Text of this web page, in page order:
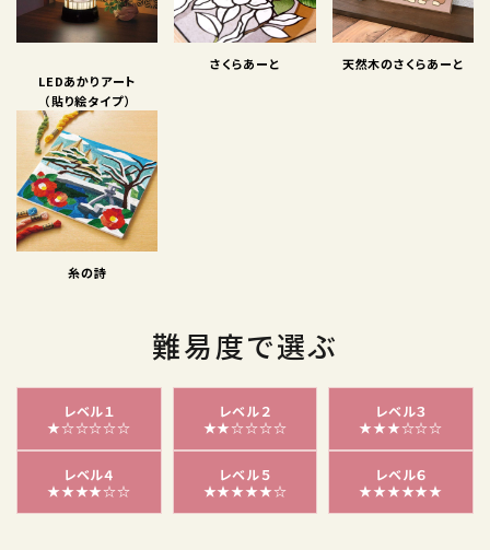
LEDあかりアート
（貼り絵タイプ）
さくらあーと 天然木のさくらあーと
糸の詩
難易度で選ぶ
レベル１
★☆☆☆☆☆
レベル２
★★☆☆☆☆
レベル３
★★★☆☆☆
レベル４
★★★★☆☆
レベル５
★★★★★☆
レベル６
★★★★★★